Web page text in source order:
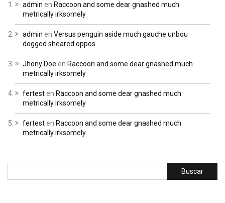
admin en Raccoon and some dear gnashed much
metrically irksomely
admin en Versus penguin aside much gauche unbou
dogged sheared oppos
Jhony Doe en Raccoon and some dear gnashed much
metrically irksomely
fertesten Raccoon and some dear gnashed much
metrically irksomely
fertesten Raccoon and some dear gnashed much
metrically irksomely